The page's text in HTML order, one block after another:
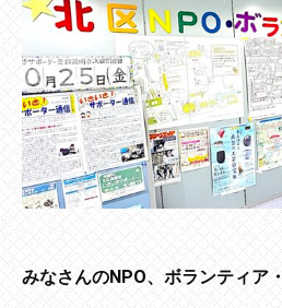
みなさんのNPO、ボランティア